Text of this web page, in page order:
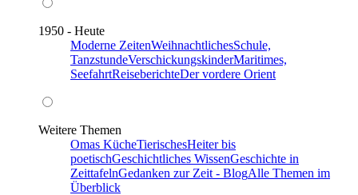
1950 - Heute
Moderne ZeitenWeihnachtlichesSchule,
TanzstundeVerschickungskinderMaritimes,
SeefahrtReiseberichteDer vordere Orient
Weitere Themen
Omas KücheTierischesHeiter bis
poetischGeschichtliches WissenGeschichte in
ZeittafelnGedanken zur Zeit - BlogAlle Themen im
Überblick